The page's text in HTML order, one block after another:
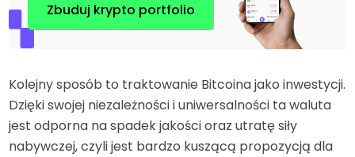
Zbuduj krypto portfolio
Kolejny sposób to traktowanie Bitcoina jako inwestycji.
Dzięki swojej niezależności i uniwersalności ta waluta
jest odporna na spadek jakości oraz utratę siły
nabywczej, czyli jest bardzo kuszącą propozycją dla